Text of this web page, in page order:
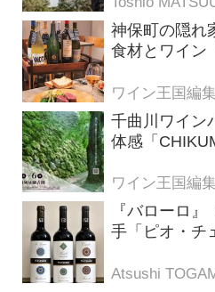
神保町の隠れ
食材とワイン
ワイン王国編
千曲川ワイン
体感「
ワイン王国編
『バローロ
手「ピオ・チ
畑）”シリーズ
Atsushi